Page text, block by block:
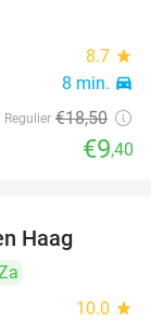
8.7 star
8 min. directions_car
Regulier €18,50
€9,40
Haag
10.0 star